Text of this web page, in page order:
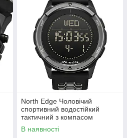
North Edge Чоловічий
спортивний водостійкий
тактичний з компасом
годинник North Edge Alps Flex
Grey с компасом
В наявності